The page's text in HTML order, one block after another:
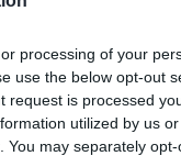
processing of your
use the below opt-out
request is processed
utilized by us
may separately